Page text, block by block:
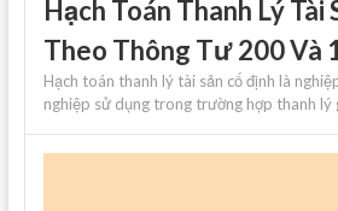
Hạch Toán Thanh Lý Tài
Theo Thông Tư 200 Và
Hạch toán thanh lý tài sản cố định là
nghiệp sử dụng trong trường hợp thanh lý